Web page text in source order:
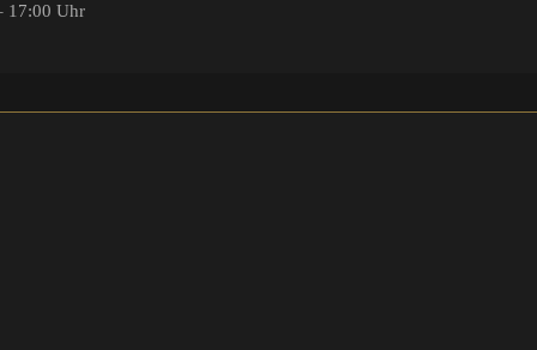
17:00 Uhr